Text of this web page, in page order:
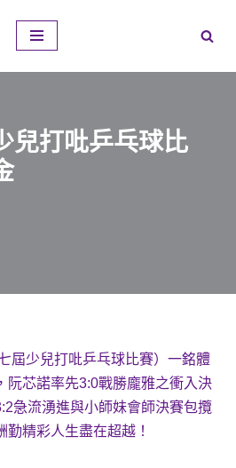
兒打吡乒乓球比
屆少兒打吡乒乓球比賽）一銘體
阮芯諾率先3:0戰勝龐雅之衝入決
急流湧進與小師妹會師決賽包攬
精彩人生盡在超越！